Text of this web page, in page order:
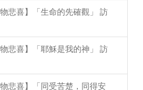
悲喜】「生命的先確觀」 訪
悲喜】「耶穌是我的神」 訪
悲喜】「同受苦楚，同得安